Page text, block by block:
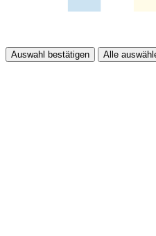
Auswahl bestätigen Alle